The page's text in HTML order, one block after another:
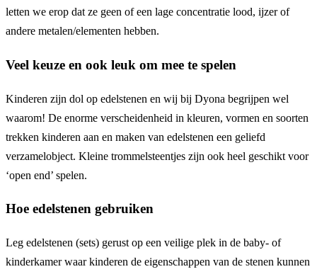
letten we erop dat ze geen of een lage concentratie lood, ijzer of
andere metalen/elementen hebben.
Veel keuze en ook leuk om mee te spelen
Kinderen zijn dol op edelstenen en wij bij Dyona begrijpen wel
waarom! De enorme verscheidenheid in kleuren, vormen en soorten
trekken kinderen aan en maken van edelstenen een geliefd
verzamelobject. Kleine trommelsteentjes zijn ook heel geschikt voor
‘open end’ spelen.
Hoe edelstenen gebruiken
Leg edelstenen (sets) gerust op een veilige plek in de baby- of
kinderkamer waar kinderen de eigenschappen van de stenen kunnen